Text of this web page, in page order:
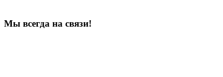
Мы всегда на связи!